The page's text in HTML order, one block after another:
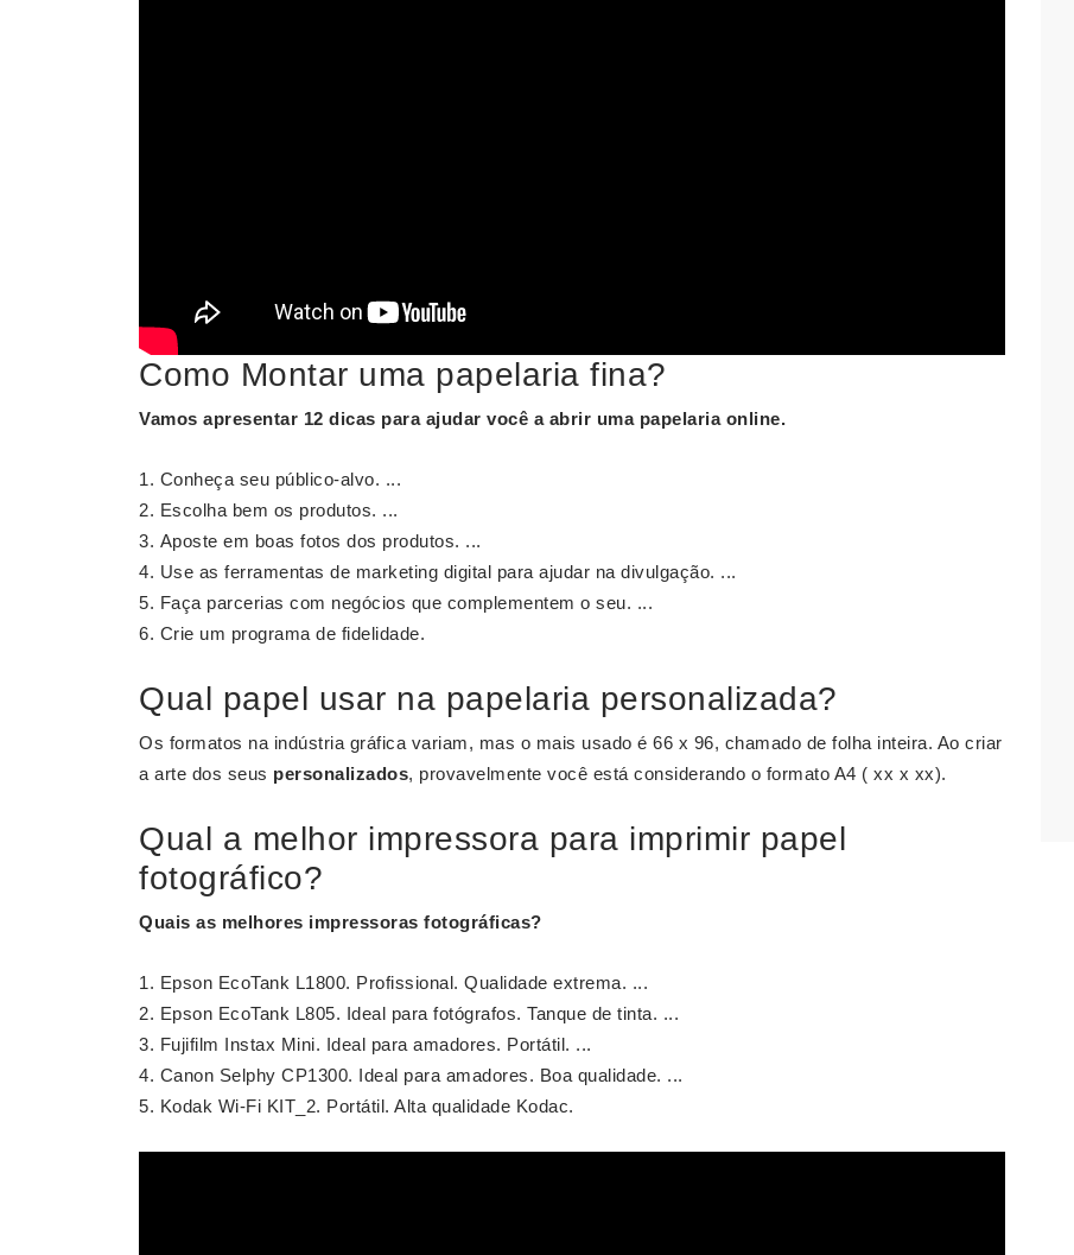
Como Montar uma papelaria fina?
Vamos apresentar 12 dicas para ajudar você a abrir uma papelariaonline.
Conheça seu público-alvo. ...
Escolha bem os produtos. ...
Aposte em boas fotos dos produtos. ...
Use as ferramentas de marketing digital para ajudar na divulgação. ...
Faça parcerias com negócios que complementem o seu. ...
Crie um programa de fidelidade.
Qual papel usar na papelaria personalizada?
Os formatos na indústria gráfica variam, mas o mais usado é 66 x 96, chamado de folha inteira. Ao criar
a arte dos seus personalizados, provavelmente você está considerando o formato A4 ( xx x xx).
Qual a melhor impressora para imprimir papel
fotográfico?
Quais as melhores impressoras fotográficas?
Epson EcoTank L1800. Profissional. Qualidade extrema. ...
Epson EcoTank L805. Ideal para fotógrafos. Tanque de tinta. ...
Fujifilm Instax Mini. Ideal para amadores. Portátil. ...
Canon Selphy CP1300. Ideal para amadores. Boa qualidade. ...
Kodak Wi-Fi KIT_2. Portátil. Alta qualidade Kodac.